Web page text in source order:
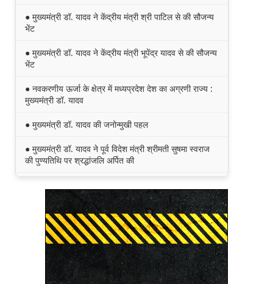
● मुख्यमंत्री डॉ. यादव ने केंद्रीय मंत्री श्री पाटिल से की सौजन्य
भेंट
● मुख्यमंत्री डॉ. यादव ने केंद्रीय मंत्री भूपेंद्र यादव से की सौजन्य
भेंट
● नवकरणीय ऊर्जा के क्षेत्र में मध्यप्रदेश देश का अग्रणी राज्य :
मुख्यमंत्री डॉ. यादव
● मुख्यमंत्री डॉ. यादव की जनोन्मुखी पहल
● मुख्यमंत्री डॉ. यादव ने पूर्व विदेश मंत्री श्रीमती सुषमा स्वराज
की पुण्यतिथि पर श्रद्धांजलि अर्पित की
प्रभावी बनाने के लिए अनुशंसाएं देने उच्च स्तरीय समिति गठित
● मध्यप्रदेश में सृजन संवाद अभियान का शुभारंभ
● मध्यप्रदेश पुलिस की अवैध मादक पदार्थों के विरूद्ध प्रभावी
कार्यवाही